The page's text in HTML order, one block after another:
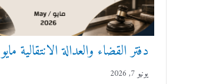
دفتر القضاء والعدالة الانتقالية مايو 2026
يونيو 7, 2026